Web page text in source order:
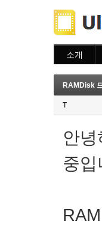
소개
RAMDisk
T
안
중입